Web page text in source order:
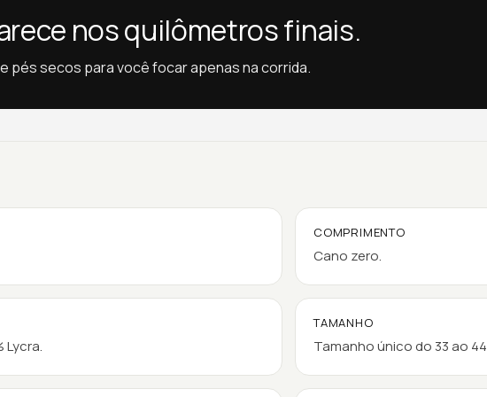
nos quilômetros finais.
pés secos para você focar apenas na corrida.
COMPRIMENTO
Cano zero.
Lycra.
TAMANHO
Tamanho único do 33 ao